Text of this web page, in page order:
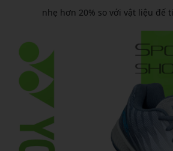
nhẹ hơn 20% so với vật liệu đế